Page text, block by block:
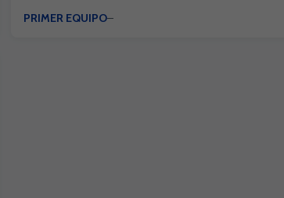
PRIMER EQUIPO